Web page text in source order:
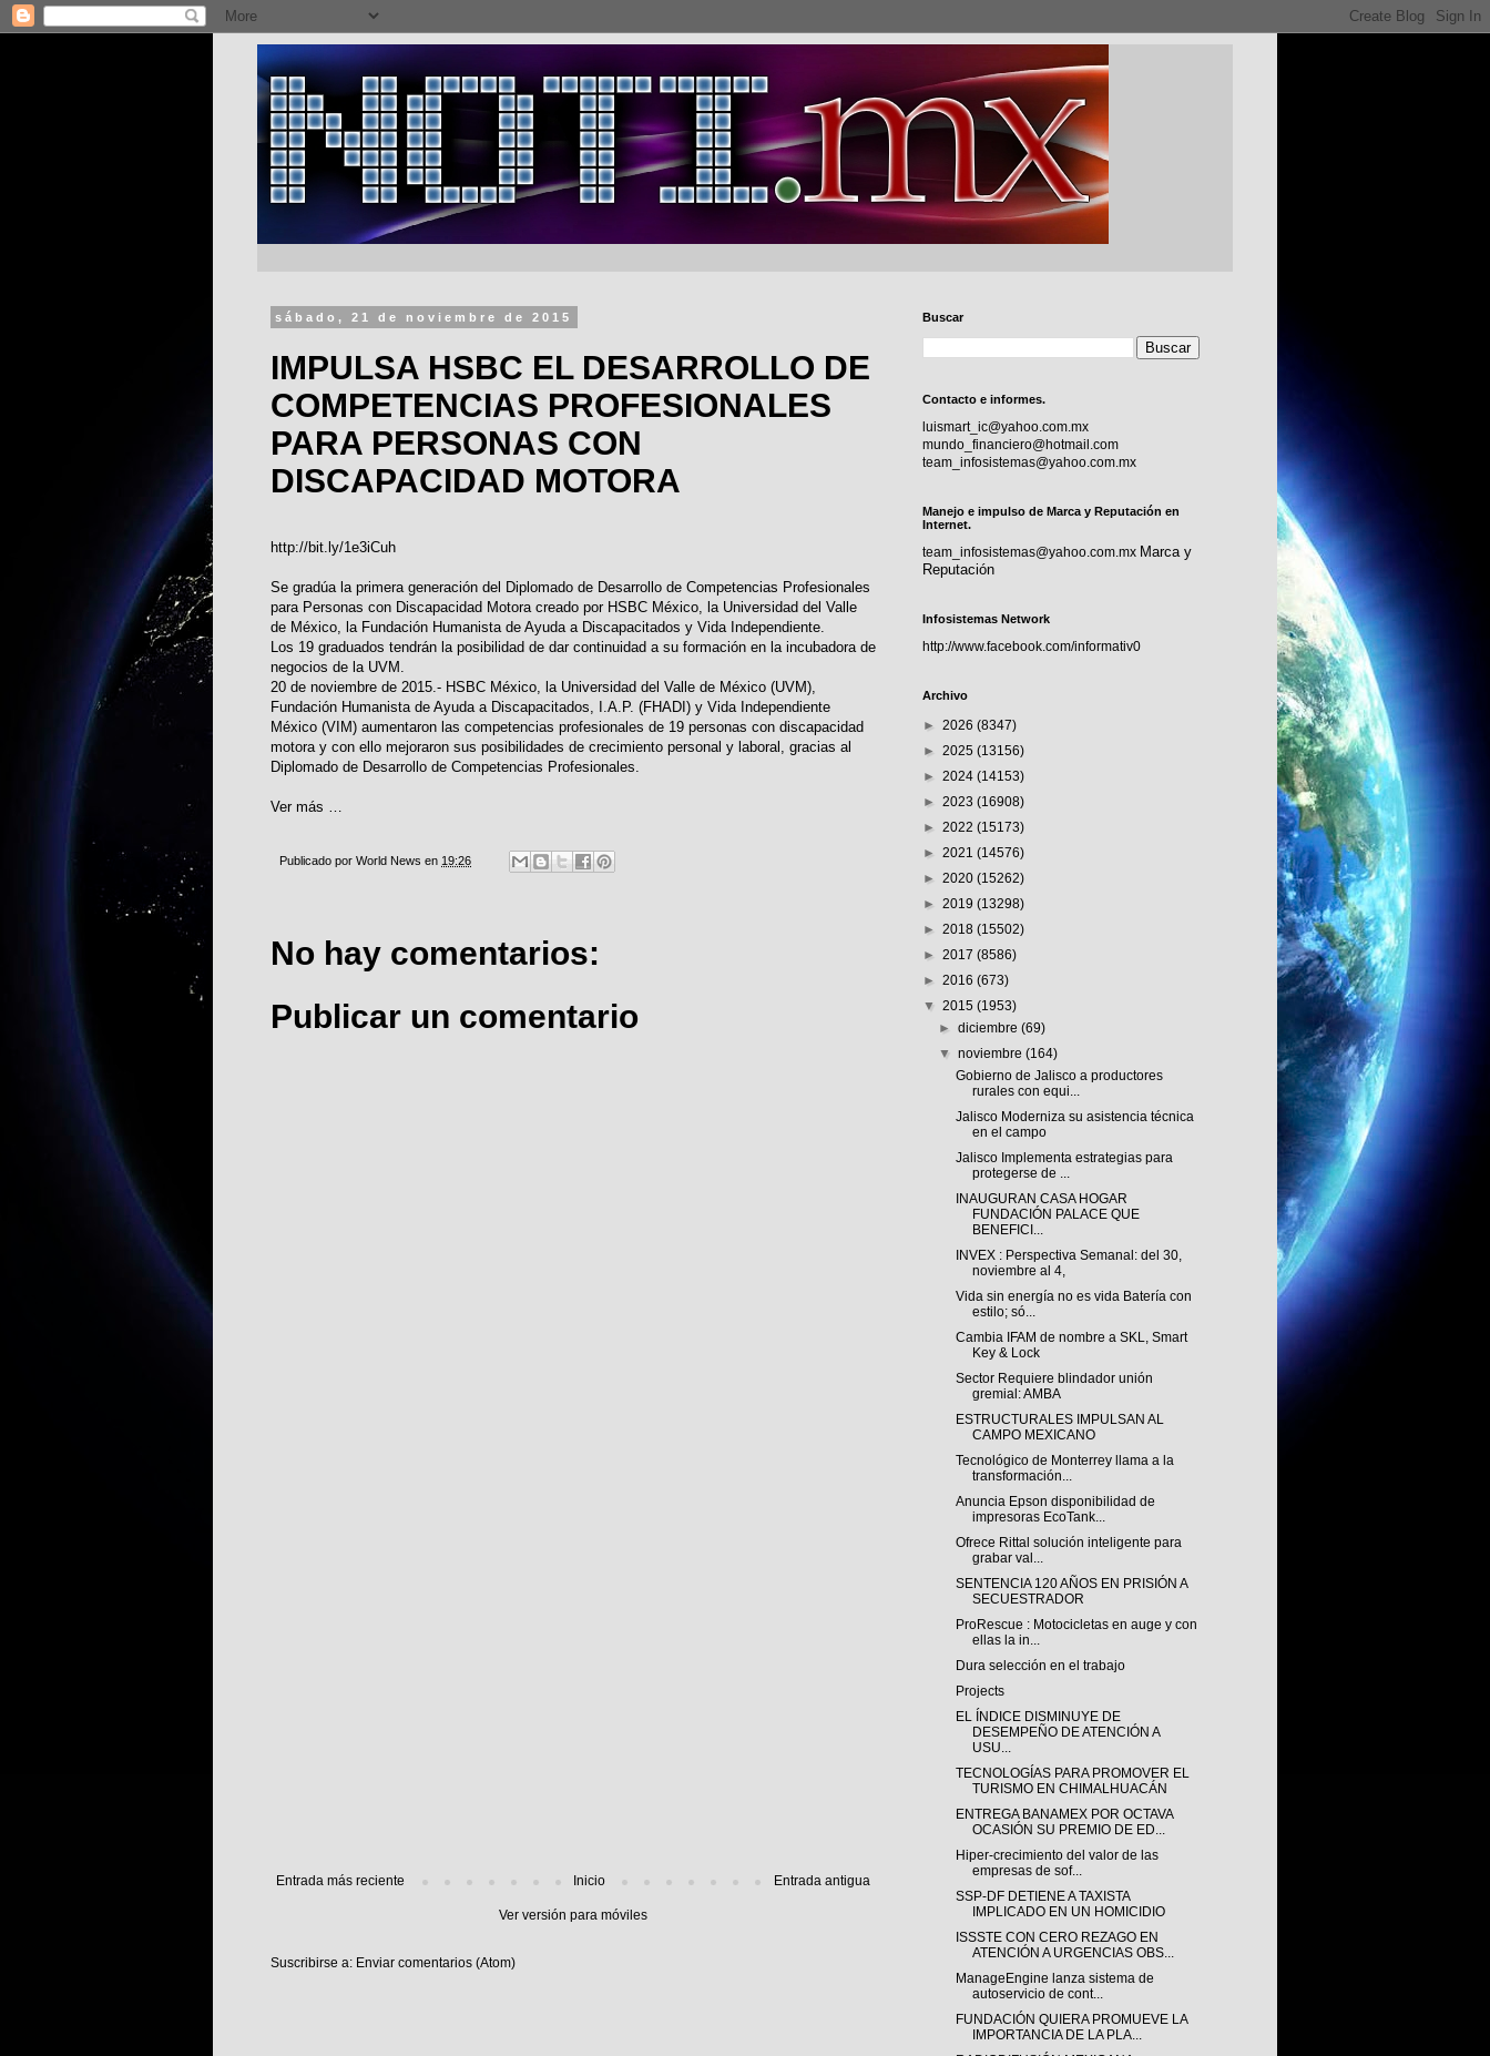
sábado, 21 de noviembre de 2015
IMPULSA HSBC EL DESARROLLO DE
COMPETENCIAS PROFESIONALES
PARA PERSONAS CON
DISCAPACIDAD MOTORA
http://bit.ly/1e3iCuh
Se gradúa la primera generación del Diplomado de Desarrollo de Competencias Profesionales
para Personas con Discapacidad Motora creado por HSBC México, la Universidad del Valle
de México, la Fundación Humanista de Ayuda a Discapacitados y Vida Independiente.
Los 19 graduados tendrán la posibilidad de dar continuidad a su formación en la incubadora de
negocios de la UVM.
20 de noviembre de 2015.- HSBC México, la Universidad del Valle de México (UVM),
Fundación Humanista de Ayuda a Discapacitados, I.A.P. (FHADI) y Vida Independiente
México (VIM) aumentaron las competencias profesionales de 19 personas con discapacidad
motora y con ello mejoraron sus posibilidades de crecimiento personal y laboral, gracias al
Diplomado de Desarrollo de Competencias Profesionales.
Ver más …
Publicado por World News en 19:26
No hay comentarios:
Publicar un comentario
Entrada más reciente Entrada antigua
Inicio
Ver versión para móviles
Suscribirse a: Enviar comentarios (Atom)
Buscar
Contacto e informes.
luismart_ic@yahoo.com.mx
mundo_financiero@hotmail.com
team_infosistemas@yahoo.com.mx
Manejo e impulso de Marca y Reputación en
Internet.
team_infosistemas@yahoo.com.mx Marca y
Reputación
Infosistemas Network
http://www.facebook.com/informativ0
Archivo
► 2026 (8347)
► 2025 (13156)
► 2024 (14153)
► 2023 (16908)
► 2022 (15173)
► 2021 (14576)
► 2020 (15262)
► 2019 (13298)
► 2018 (15502)
► 2017 (8586)
► 2016 (673)
▼ 2015 (1953)
►diciembre(69)
▼noviembre(164)
Gobierno de Jalisco a productores
rurales con equi...
Jalisco Moderniza su asistencia técnica
en el campo
Jalisco Implementa estrategias para
protegerse de ...
INAUGURAN CASA HOGAR
FUNDACIÓN PALACE QUE
BENEFICI...
INVEX : Perspectiva Semanal: del 30,
noviembre al 4,
Vida sin energía no es vida Batería con
estilo; só...
Cambia IFAM de nombre a SKL, Smart
Key & Lock
Sector Requiere blindador unión
gremial: AMBA
ESTRUCTURALES IMPULSAN AL
CAMPO MEXICANO
Tecnológico de Monterrey llama a la
transformación...
Anuncia Epson disponibilidad de
impresoras EcoTank...
Ofrece Rittal solución inteligente para
grabar val...
SENTENCIA 120 AÑOS EN PRISIÓN A
SECUESTRADOR
ProRescue : Motocicletas en auge y con
ellas la in...
Dura selección en el trabajo
Projects
EL ÍNDICE DISMINUYE DE
DESEMPEÑO DE ATENCIÓN A
USU...
TECNOLOGÍAS PARA PROMOVER EL
TURISMO EN CHIMALHUACÁN
ENTREGA BANAMEX POR OCTAVA
OCASIÓN SU PREMIO DE ED...
Hiper-crecimiento del valor de las
empresas de sof...
SSP-DF DETIENE A TAXISTA
IMPLICADO EN UN HOMICIDIO
ISSSTE CON CERO REZAGO EN
ATENCIÓN A URGENCIAS OBS...
ManageEngine lanza sistema de
autoservicio de cont...
FUNDACIÓN QUIERA PROMUEVE LA
IMPORTANCIA DE LA PLA...